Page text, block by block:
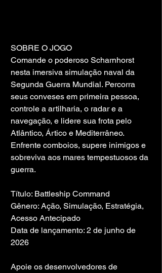
SOBRE O JOGO
Comande o poderoso Scharnhorst
nesta imersiva simulação naval da
Segunda Guerra Mundial. Percorra
seus conveses em primeira pessoa,
controle a artilharia, o radar e a
navegação, e lidere sua frota pelo
Atlântico, Ártico e Mediterrâneo.
Enfrente comboios, supere inimigos e
sobreviva aos mares tempestuosos da
guerra.
Título: Battleship Command
Gênero: Ação, Simulação, Estratégia,
Acesso Antecipado
Data de lançamento: 2 de junho de
2026
Apoie os desenvolvedores de